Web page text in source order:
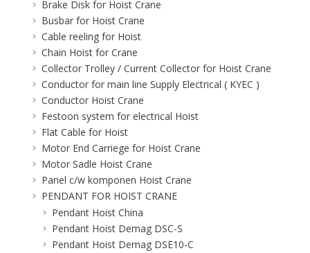
Brake Disk for Hoist Crane
Busbar for Hoist Crane
Cable reeling for Hoist
Chain Hoist for Crane
Collector Trolley / Current Collector for Hoist Crane
Conductor for main line Supply Electrical ( KYEC )
Conductor Hoist Crane
Festoon system for electrical Hoist
Flat Cable for Hoist
Motor End Carriege for Hoist Crane
Motor Sadle Hoist Crane
Panel c/w komponen Hoist Crane
PENDANT FOR HOIST CRANE
Pendant Hoist China
Pendant Hoist Demag DSC-S
Pendant Hoist Demag DSE10-C